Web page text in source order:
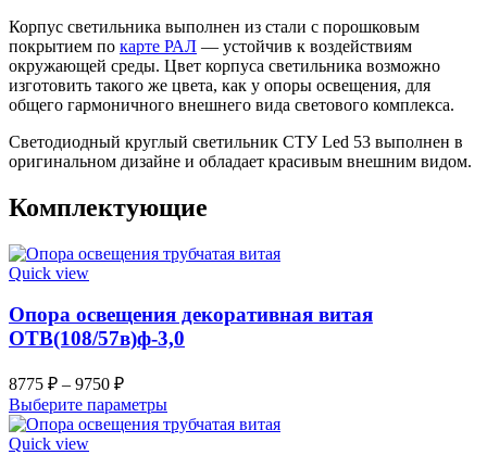
Корпус светильника выполнен из стали с порошковым
покрытием по карте РАЛ — устойчив к воздействиям
окружающей среды. Цвет корпуса светильника возможно
изготовить такого же цвета, как у опоры освещения, для
общего гармоничного внешнего вида светового комплекса.
Светодиодный круглый светильник СТУ Led 53 выполнен в
оригинальном дизайне и обладает красивым внешним видом.
Комплектующие
Quick view
Опора освещения декоративная витая
ОТВ(108/57в)ф-3,0
8775 ₽ – 9750 ₽
Выберите параметрыЭтот
товар
Quick view